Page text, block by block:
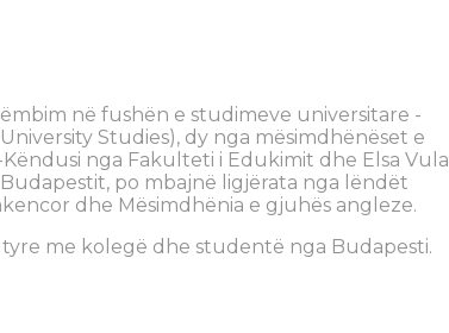
në fushën e studimeve universitare -
Studies), dy nga mësimdhënëset e
Këndusi nga Fakulteti i Edukimit dhe Elsa Vula
po mbajnë ligjërata nga lëndët
dhe Mësimdhënia e gjuhës angleze.
me kolegë dhe studentë nga Budapesti.